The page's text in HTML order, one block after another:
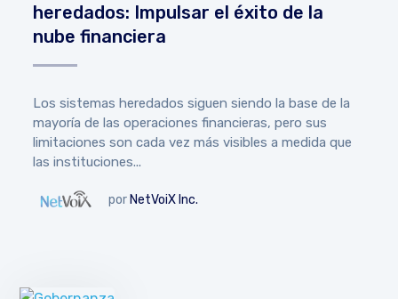
heredados: Impulsar el éxito de la
nube financiera
Los sistemas heredados siguen siendo la base de la
mayoría de las operaciones financieras, pero sus
limitaciones son cada vez más visibles a medida que
las instituciones...
por NetVoiX Inc.